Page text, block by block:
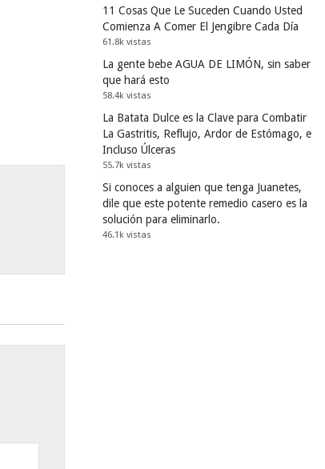
11 Cosas Que Le Suceden Cuando Usted
Comienza A Comer El Jengibre Cada Día
61.8k vistas
La gente bebe AGUA DE LIMÓN, sin saber
que hará esto
58.4k vistas
La Batata Dulce es la Clave para Combatir
La Gastritis, Reflujo, Ardor de Estómago, e
Incluso Úlceras
55.7k vistas
Si conoces a alguien que tenga Juanetes,
dile que este potente remedio casero es la
solución para eliminarlo.
46.1k vistas